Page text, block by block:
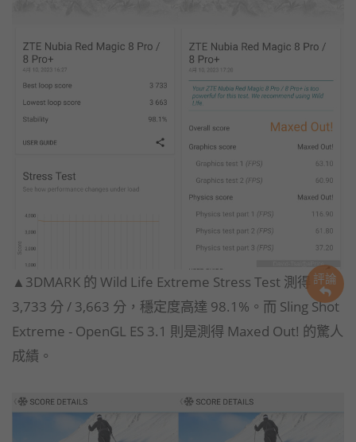
評論
▲3DMARK 的 Wild Life Extreme Stress Test 測得
3,733 分 / 3,663 分，穩定度高達 98.1%。而 Sling Shot
Extreme - OpenGL ES 3.1 則是測得 Maxed Out! 的驚人
成績。